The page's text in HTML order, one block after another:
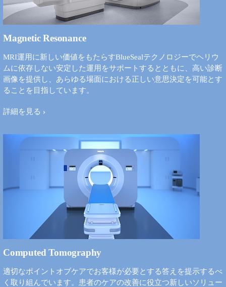
Magnetic Resonance
MRI運用に新しい価値をもたらすBlueSealテクノロジーでヘリウ
ムに依存しない安定した運用をサポートするとともに、高い診断
画像を提供し、あらゆる場面における正しい意思決定を可能とす
ることを目指しています。
詳細を見る
Computed Tomography
適切なポイントオブケアでお客様が必要とする答えを提示するべ
く取り組んでいます。患者のケアの改善に役立つ新しいソリュー